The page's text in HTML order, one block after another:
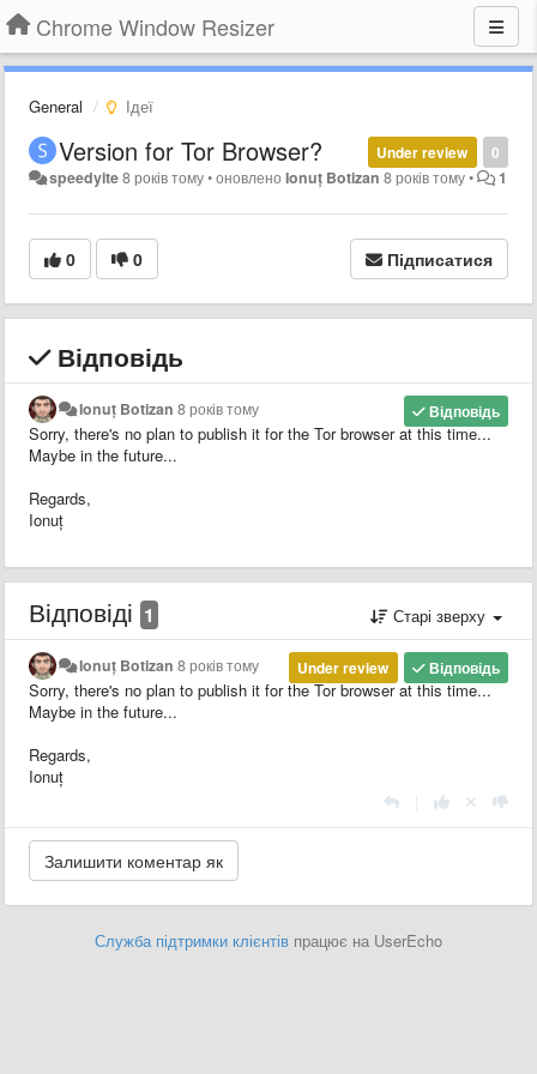
Chrome Window Resizer
General Ідеї
0
Under review
Version for Tor Browser?
speedyite8 років тому•оновленоIonuț Botizan 8 років тому• 1
0 0 Підписатися
Відповідь
Відповідь
Ionuț Botizan 8 років тому
Sorry, there's no plan to publish it for the Tor browser at this time...
Maybe in the future...
Regards,
Ionuț
Відповіді 1 Старі зверху
Відповідь
Under review
Ionuț Botizan 8 років тому
Sorry, there's no plan to publish it for the Tor browser at this time...
Maybe in the future...
Regards,
Ionuț
Служба підтримки клієнтів працює на UserEcho